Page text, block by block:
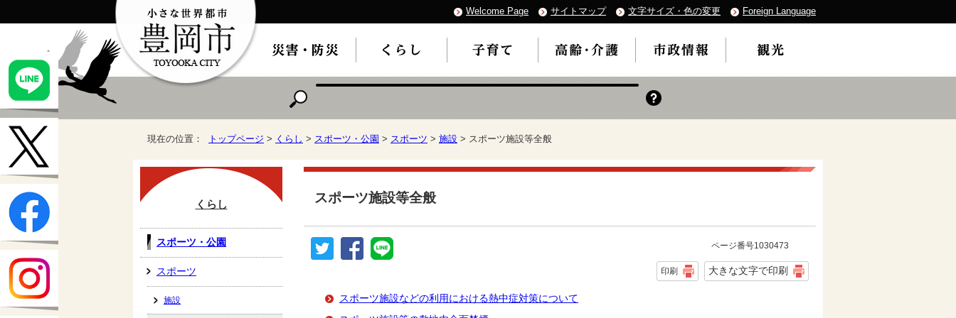
Welcome Page サイトマップ 文字サイズ・色の変更 Foreign Language
現在の位置： トップページ > くらし > スポーツ・公園 > スポーツ > 施設 > スポーツ施設等全般
スポーツ施設等全般
ページ番号1030473
印刷 大きな文字で印刷
スポーツ施設などの利用における熱中症対策について
くらし
スポーツ・公園
スポーツ
施設